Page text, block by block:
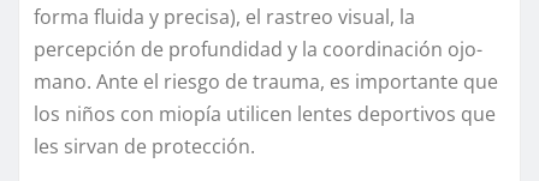
forma fluida y precisa), el rastreo visual, la
percepción de profundidad y la coordinación ojo-
mano. Ante el riesgo de trauma, es importante que
los niños con miopía utilicen lentes deportivos que
les sirvan de protección.